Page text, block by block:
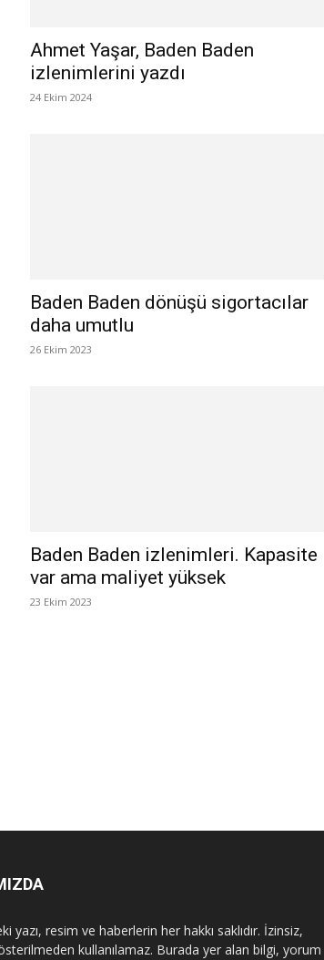
Ahmet Yaşar, Baden Baden
izlenimlerini yazdı
24 Ekim 2024
Baden Baden dönüşü sigortacılar
daha umutlu
26 Ekim 2023
Baden Baden izlenimleri. Kapasite
var ama maliyet yüksek
23 Ekim 2023
yazı, resim ve haberlerin her hakkı saklıdır. İzinsiz,
kullanılamaz. Burada yer alan bilgi, yorum